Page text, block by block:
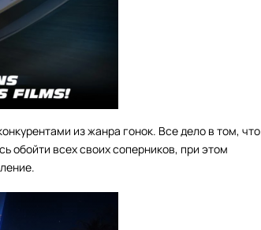
из жанра гонок. Все дело в том, что
обойти всех своих соперников, при этом